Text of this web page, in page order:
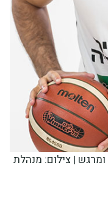
| צילום: מנהלת